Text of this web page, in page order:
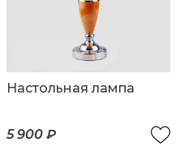
Настольная лампа
5 900 ₽